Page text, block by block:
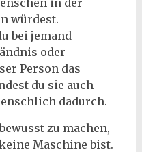
in der
würdest.
bei jemand
oder
Person das
du sie auch
dadurch.
zu machen,
Maschine bist.